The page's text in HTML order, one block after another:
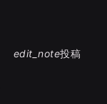
edit_note投稿